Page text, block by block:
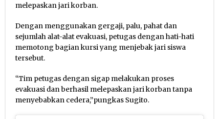
melepaskan jari korban.
Dengan menggunakan gergaji, palu, pahat dan
sejumlah alat-alat evakuasi, petugas dengan hati-hati
memotong bagian kursi yang menjebak jari siswa
tersebut.
“Tim petugas dengan sigap melakukan proses
evakuasi dan berhasil melepaskan jari korban tanpa
menyebabkan cedera,”pungkas Sugito.